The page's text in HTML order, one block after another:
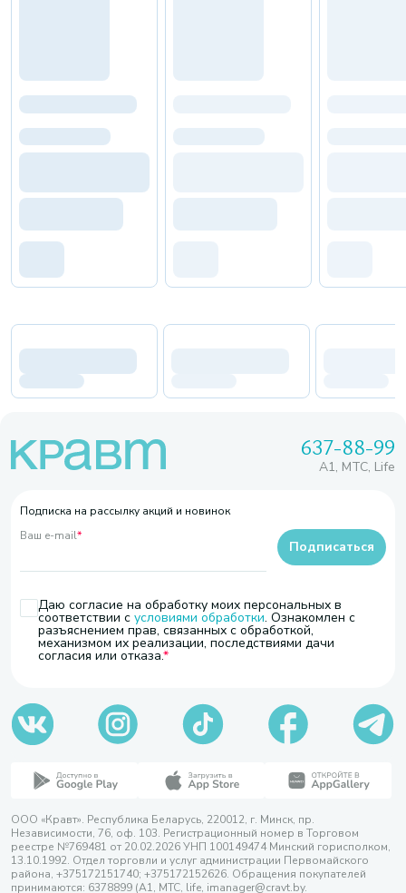
637-88-99
A1, МТС, Life
Подписка на рассылку акций и новинок
Ваш e-mail*
Даю согласие на обработку моих персональных в
соответствии с условиями обработки. Ознакомлен с
разъяснением прав, связанных с обработкой,
механизмом их реализации, последствиями дачи
согласия или отказа.
Подписаться
ООО «Кравт». Республика Беларусь, 220012, г. Минск, пр.
Независимости, 76, оф. 103. Регистрационный номер в Торговом
реестре №769481 от 20.02.2026 УНП 100149474 Минский горисполком,
13.10.1992. Отдел торговли и услуг администрации Первомайского
района, +375172151740; +375172152626. Обращения покупателей
принимаются: 6378899 (А1, МТС, life, imanager@cravt.by.